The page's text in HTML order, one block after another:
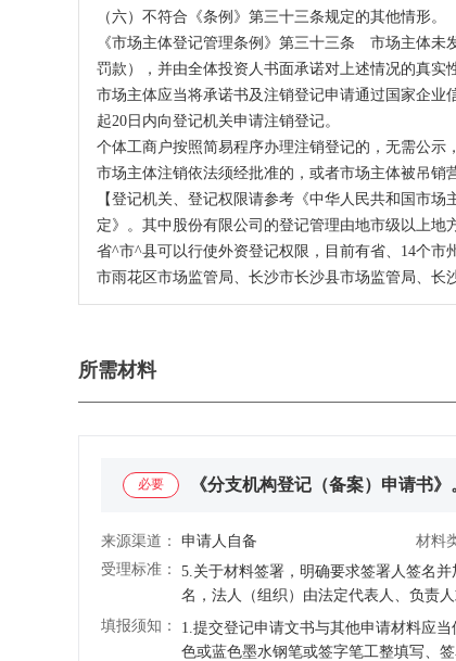
（六）不符合《条例》第三十三条规定的其他情形。
《市场主体登记管理条例》第三十三条 市场主体未
罚款），并由全体投资人书面承诺对上述情况的真实
市场主体应当将承诺书及注销登记申请通过国家企业
起20日内向登记机关申请注销登记。
个体工商户按照简易程序办理注销登记的，无需公示
市场主体注销依法须经批准的，或者市场主体被吊销
【登记机关、登记权限请参考《中华人民共和国市
定》。其中股份有限公司的登记管理由地市级以上
省^市^县可以行使外资登记权限，目前有省、14个
市雨花区市场监管局、长沙市长沙县市场监管局、长
所需材料
必要 《分支机构登记（备案）申请书》
来源渠道： 申请人自备 材料
受理标准：
5.关于材料签署，明确要求签署人签名
名，法人（组织）由法定代表人、负责人或有权签字人签名，或盖法人（组织
机关办理实名登记确认。在登记机关现
行。 7.因办理登记事项，需要缴回已领
填报须知：
1.提交登记申请文书与其他申请材料应
色或蓝色墨水钢笔或签字笔工整填写、